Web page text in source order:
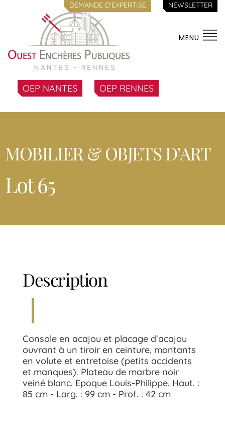
DEMANDE D'EXPERTISE NEWSLETTER
MENU
OEP NANTES OEP RENNES
MOBILIER & OBJETS D’ART
Lot 65
Description
Console en acajou et placage d'acajou
ouvrant à un tiroir en ceinture, montants
en volute et entretoise (petits accidents
et manques). Plateau de marbre noir
veiné blanc. Epoque Louis-Philippe. Haut. :
85 cm - Larg. : 99 cm - Prof. : 42 cm